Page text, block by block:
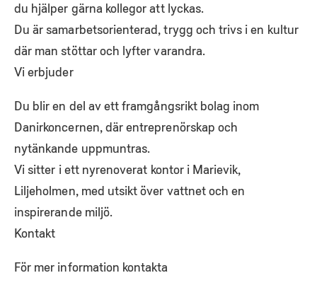
du hjälper gärna kollegor att lyckas.
Du är samarbetsorienterad, trygg och trivs i en kultur
där man stöttar och lyfter varandra.
Vi erbjuder
Du blir en del av ett framgångsrikt bolag inom
Danirkoncernen, där entreprenörskap och
nytänkande uppmuntras.
Vi sitter i ett nyrenoverat kontor i Marievik,
Liljeholmen, med utsikt över vattnet och en
inspirerande miljö.
Kontakt
För mer information kontakta